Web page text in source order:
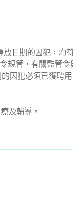
日期的囚犯，均
規管，有關監管
囚犯必須已獲聘
及輔導。